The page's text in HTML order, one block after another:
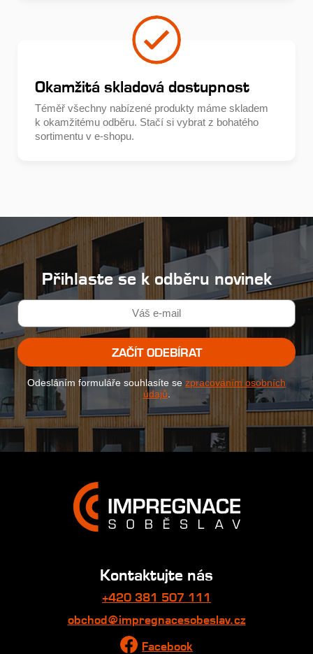
Okamžitá skladová dostupnost
Téměř všechny nabízené produkty máme skladem
k okamžitému odběru. Stačí si vybrat z bohatého
sortimentu v e-shopu.
Přihlaste se k odběru novinek
ZAČÍT ODEBÍRAT
Odesláním formuláře souhlasíte se zpracováním osobních
údajů
Kontaktujte nás
+420 381 507 111
obchod@impregnacesobeslav.cz
Facebook